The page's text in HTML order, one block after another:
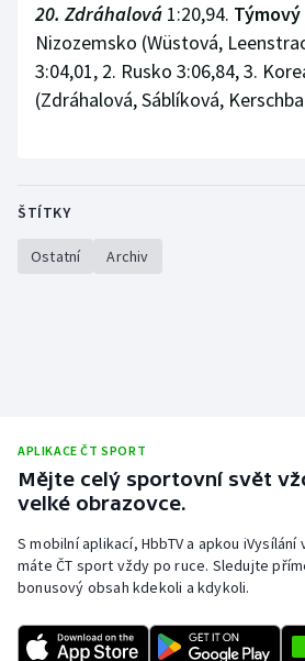
Short track
Sportovní střelba
20. Zdráhalová 1:20,94.
Nizozemsko (Wüstová,
3:04,01, 2. Rusko 3:06,84, 3.
(Zdráhalová, Sáblíková,
ŠTÍTKY
Ostatní Archiv
APLIKACE ČT SPORT
Mějte celý sportovní svět
velké obrazovce.
S mobilní aplikací, HbbTV a apkou
máte ČT sport vždy po ruce. Sledujte
bonusový obsah kdekoli a kdykoli.